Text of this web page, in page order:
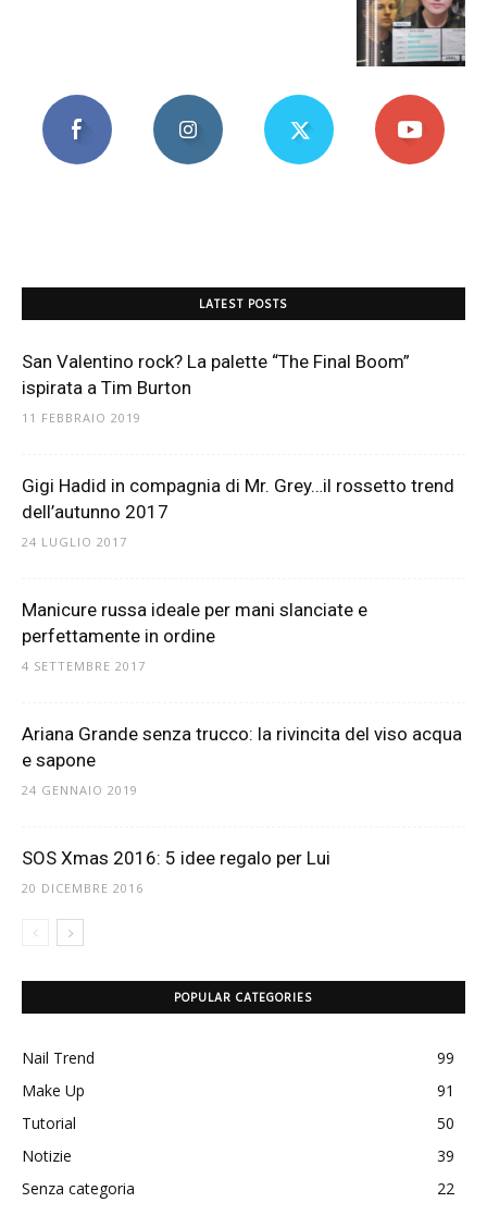
LATEST POSTS
San Valentino rock? La palette “The Final Boom”
ispirata a Tim Burton
11 FEBBRAIO 2019
Gigi Hadid in compagnia di Mr. Grey…il rossetto trend
dell’autunno 2017
24 LUGLIO 2017
Manicure russa ideale per mani slanciate e
perfettamente in ordine
4 SETTEMBRE 2017
Ariana Grande senza trucco: la rivincita del viso acqua
e sapone
24 GENNAIO 2019
SOS Xmas 2016: 5 idee regalo per Lui
20 DICEMBRE 2016
POPULAR CATEGORIES
Nail Trend
99
Make Up
91
Tutorial
50
Notizie
39
Senza categoria
22